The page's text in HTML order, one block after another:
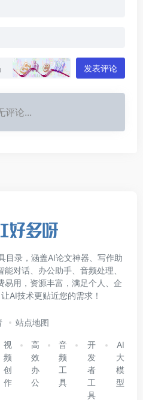
发表评论
评论...
目录，涵盖AI论文神器、写作助
对话、办公助手、音频处理、
易用，资源丰富，满足个人、企
AI技术更贴近您的需求！
站点地图
视
频
创
作
高
效
办
公
音
频
工
具
开
发
者
工
具
AI
大
模
型